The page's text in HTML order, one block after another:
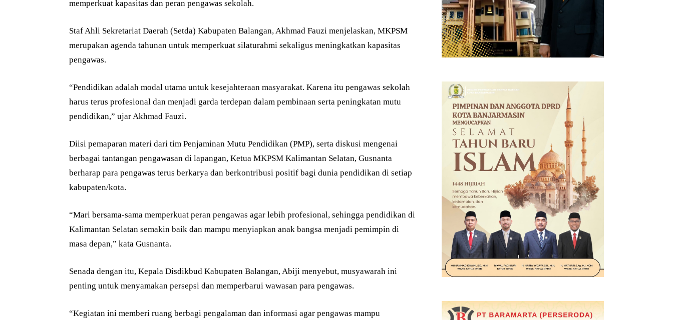
memperkuat kapasitas dan peran pengawas sekolah.
Staf Ahli Sekretariat Daerah (Setda) Kabupaten Balangan, Akhmad Fauzi menjelaskan, MKPSM
merupakan agenda tahunan untuk memperkuat silaturahmi sekaligus meningkatkan kapasitas
pengawas.
“Pendidikan adalah modal utama untuk kesejahteraan masyarakat. Karena itu pengawas sekolah
harus terus profesional dan menjadi garda terdepan dalam pembinaan serta peningkatan mutu
pendidikan,” ujar Akhmad Fauzi.
Diisi pemaparan materi dari tim Penjaminan Mutu Pendidikan (PMP), serta diskusi mengenai
berbagai tantangan pengawasan di lapangan, Ketua MKPSM Kalimantan Selatan, Gusnanta
berharap para pengawas terus berkarya dan berkontribusi positif bagi dunia pendidikan di setiap
kabupaten/kota.
“Mari bersama-sama memperkuat peran pengawas agar lebih profesional, sehingga pendidikan di
Kalimantan Selatan semakin baik dan mampu menyiapkan anak bangsa menjadi pemimpin di
masa depan,” kata Gusnanta.
Senada dengan itu, Kepala Disdikbud Kabupaten Balangan, Abiji menyebut, musyawarah ini
penting untuk menyamakan persepsi dan memperbarui wawasan para pengawas.
“Kegiatan ini memberi ruang berbagi pengalaman dan informasi agar pengawas mampu